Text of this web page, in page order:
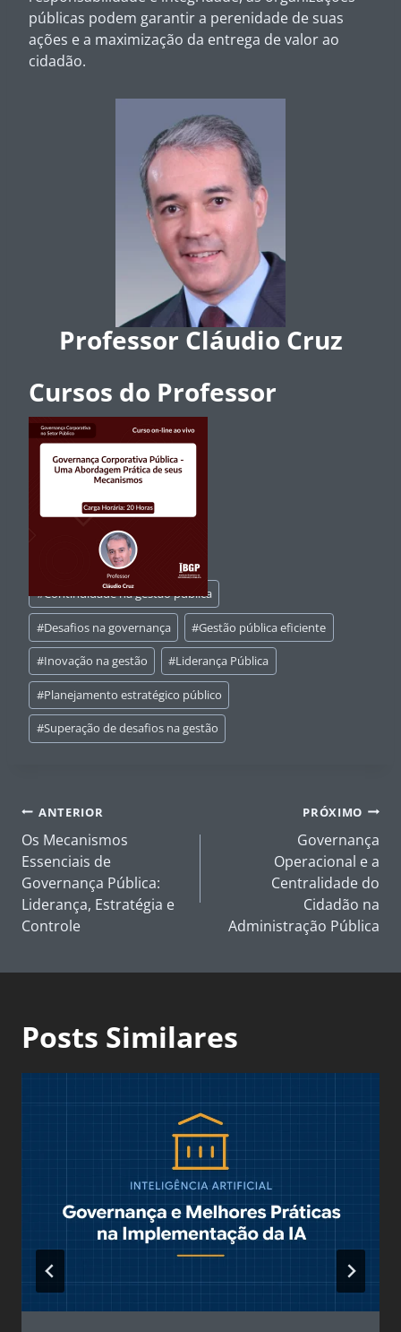
públicas podem garantir a perenidade de suas
ações e a maximização da entrega de valor ao
cidadão.
Professor Cláudio Cruz
Cursos do Professor
do
Post:
#Continuidade na gestão pública
#Desafios na governança #Gestão pública eficiente
#Inovação na gestão #Liderança Pública
#Planejamento estratégico público
#Superação de desafios na gestão
Navegação
de
Post
ANTERIOR
Os Mecanismos
Essenciais de
Governança Pública:
Liderança, Estratégia e
Controle
PRÓXIMO
Governança
Operacional e a
Centralidade do
Cidadão na
Administração Pública
Posts Similares